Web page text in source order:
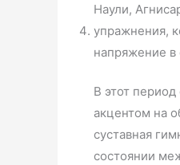
Наули,
упражнения,
напряжение
В этот
акцентом на
суставная
состоянии